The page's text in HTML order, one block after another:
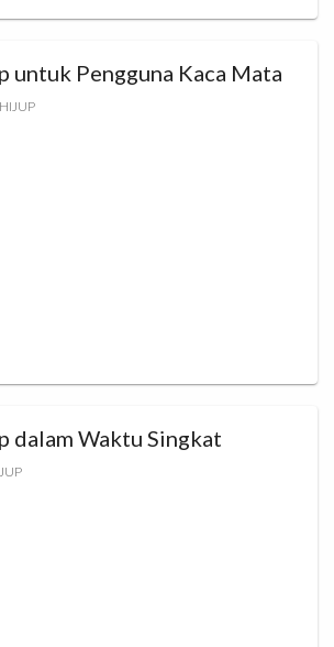
untuk Pengguna Kaca Mata
HIJUP
dalam Waktu Singkat